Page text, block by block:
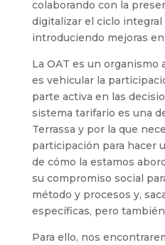
colaborando con la
digitalizar el ciclo integral
introduciendo mejoras
La OAT es un organismo
es vehicular la
parte activa en las
sistema tarifario es una
Terrassa y por la que
participación para hacer
de cómo la estamos
su compromiso social
método y procesos y,
específicas, pero
Para ello, nos